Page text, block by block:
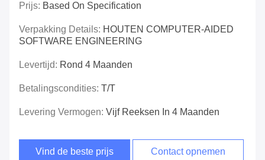
Prijs: Based On Specification
Verpakking Details: HOUTEN COMPUTER-AIDED
SOFTWARE ENGINEERING
Levertijd: Rond 4 Maanden
Betalingscondities: T/T
Levering Vermogen: Vijf Reeksen In 4 Maanden
Vind de beste prijs Contact opnemen